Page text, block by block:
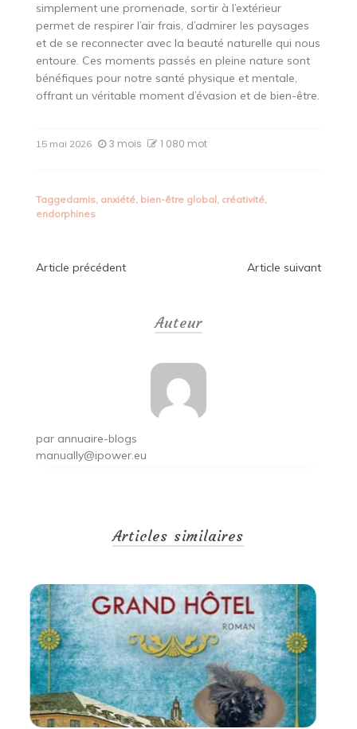
simplement une promenade, sortir à l’extérieur
permet de respirer l’air frais, d’admirer les paysages
et de se reconnecter avec la beauté naturelle qui nous
entoure. Ces moments passés en pleine nature sont
bénéfiques pour notre santé physique et mentale,
offrant un véritable moment d’évasion et de bien-être.
15 mai 2026 3 mois 1 080 mot
Taggedamis, anxiété, bien-être global, créativité,
endorphines
Navigation
Article précédent Article suivant
Auteur
par annuaire-blogs
manually@ipower.eu
Articles similaires